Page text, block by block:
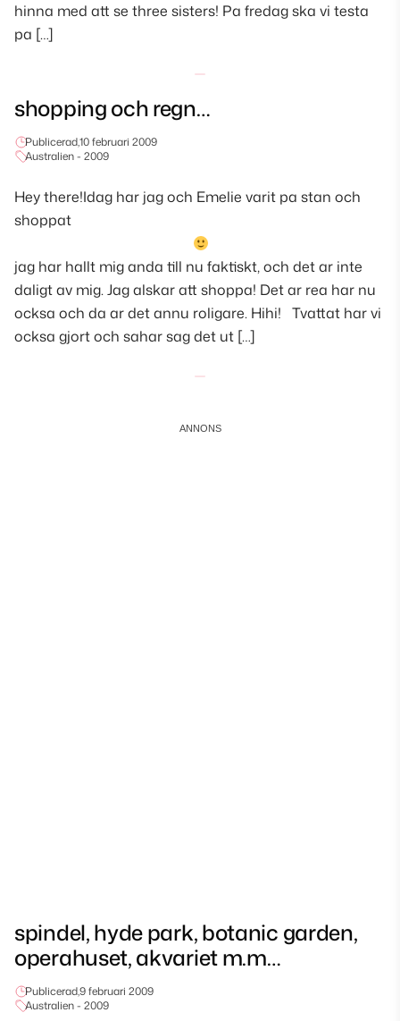
hinna med att se three sisters! Pa fredag ska vi testa
pa […]
shopping och regn…
Publicerad,10 februari 2009
Australien - 2009
Hey there!Idag har jag och Emelie varit pa stan och
shoppat
jag har hallt mig anda till nu faktiskt, och det ar inte
daligt av mig. Jag alskar att shoppa! Det ar rea har nu
ocksa och da ar det annu roligare. Hihi! Tvattat har vi
ocksa gjort och sahar sag det ut […]
spindel, hyde park, botanic garden,
operahuset, akvariet m.m…
Publicerad,9 februari 2009
Australien - 2009